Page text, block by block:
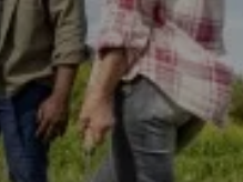
JE M'INFORME